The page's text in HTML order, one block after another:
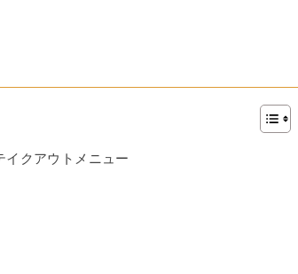
イクアウトメニュー